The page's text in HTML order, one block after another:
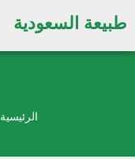
طبيعة السعودية
الرئيسية